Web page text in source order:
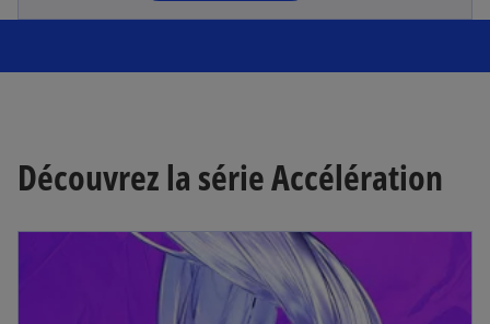
n
g
e
t
Découvrez la série Accélération